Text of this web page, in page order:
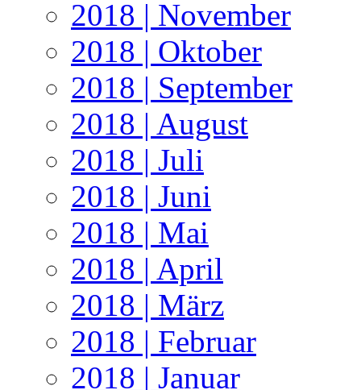
2018 | November
2018 | Oktober
2018 | September
2018 | August
2018 | Juli
2018 | Juni
2018 | Mai
2018 | April
2018 | März
2018 | Februar
2018 | Januar